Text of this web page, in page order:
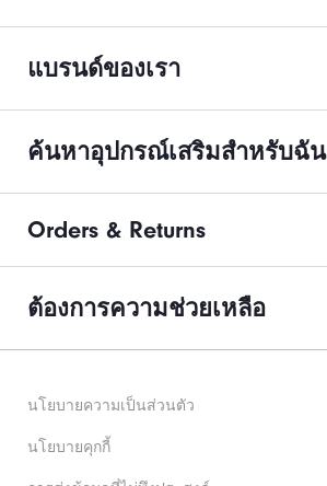
แบรนด์ของเรา
ค้นหาอุปกรณ์เสริมสำหรับฉัน
Orders & Returns
ต้องการความช่วยเหลือ
นโยบายความเป็นส่วนตัว
นโยบายคุกกี้